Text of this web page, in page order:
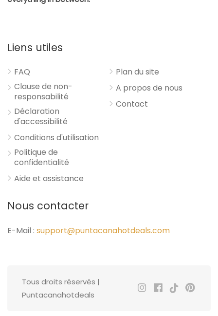
Liens utiles
FAQ
Clause de non-
responsabilité
Déclaration
d'accessibilité
Conditions d'utilisation
Politique de
confidentialité
Aide et assistance
Plan du site
A propos de nous
Contact
Nous contacter
E-Mail : support@puntacanahotdeals.com
Tous droits réservés |
Puntacanahotdeals